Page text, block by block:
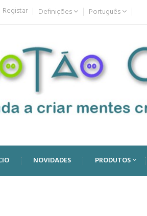
Registar Definições Português
NOVIDADES PRODUTOS